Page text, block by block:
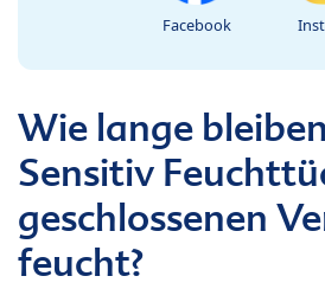
Facebook
Wie lange
Sensitiv
geschlossenen
feucht?